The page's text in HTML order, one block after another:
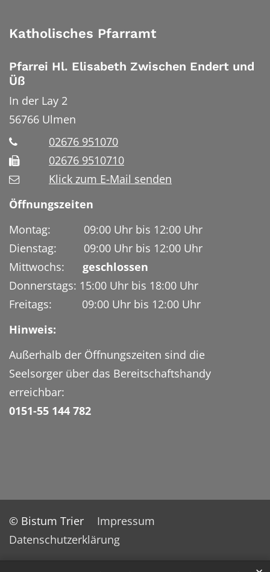
Katholisches Pfarramt
Pfarrei Hl. Elisabeth Zwischen Endert und
Üß
In der Lay 2
56766 Ulmen
02676 951070
02676 9510710
Klick zum E-Mail senden
Öffnungszeiten
Montag: 09:00 Uhr bis 12:00 Uhr
Dienstag: 09:00 Uhr bis 12:00 Uhr
Mittwochs: geschlossen
Donnerstags: 15:00 Uhr bis 18:00 Uhr
Freitags: 09:00 Uhr bis 12:00 Uhr
Hinweis:
Außerhalb der Öffnungszeiten sind die
Seelsorger über das Bereitschaftshandy
erreichbar:
0151-55 144 782
© Bistum Trier
Impressum
Datenschutzerklärung